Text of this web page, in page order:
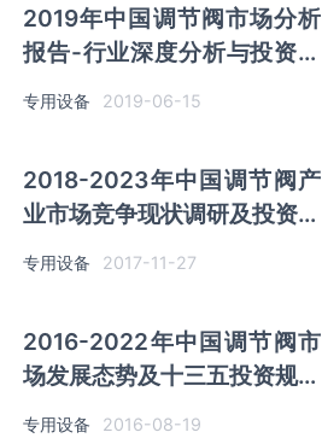
2019年中国调节阀市场分析
报告-行业深度分析与投资商
机研究
专用设备 2019-06-15
2018-2023年中国调节阀产
业市场竞争现状调研及投资价
值前景评估十三五报告
专用设备 2017-11-27
2016-2022年中国调节阀市
场发展态势及十三五投资规划
研究报告
专用设备 2016-08-19